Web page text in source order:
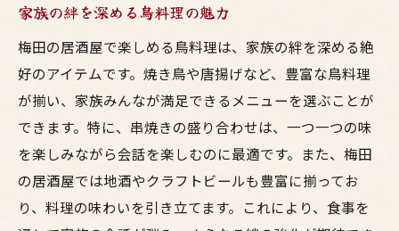
家族の絆を深める鳥料理の魅力
梅田の居酒屋で楽しめる鳥料理は、家族の絆を深める絶
好のアイテムです。焼き鳥や唐揚げなど、豊富な鳥料理
が揃い、家族みんなが満足できるメニューを選ぶことが
できます。特に、串焼きの盛り合わせは、一つ一つの味
を楽しみながら会話を楽しむのに最適です。また、梅田
の居酒屋では地酒やクラフトビールも豊富に揃ってお
り、料理の味わいを引き立てます。これにより、食事を